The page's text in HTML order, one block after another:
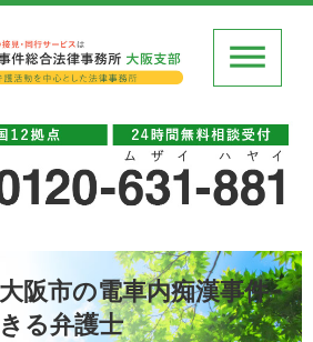
大阪市の電車内痴漢事件
る弁護士